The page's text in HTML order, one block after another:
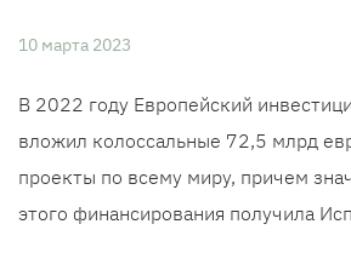
10 марта 2023
В 2022 году Европейский
вложил колоссальные 72,5 млрд
проекты по всему миру, причем
этого финансирования получила